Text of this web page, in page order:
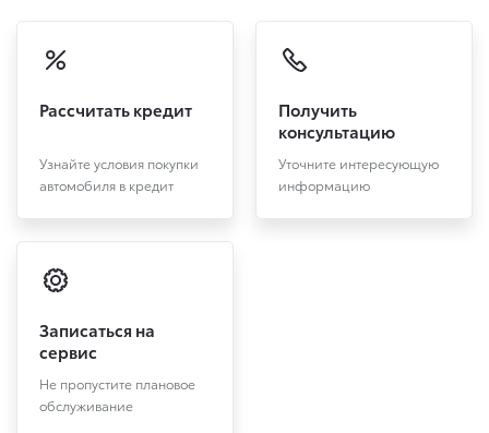
Рассчитать кредит
Узнайте условия покупки
автомобиля в кредит
Получить
консультацию
Уточните интересующую
информацию
Записаться на
сервис
Не пропустите плановое
обслуживание